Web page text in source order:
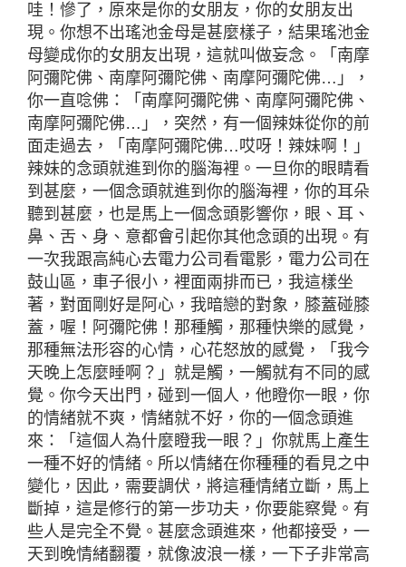
哇！慘了，原來是你的女朋友，你的女朋友出
現。你想不出瑤池金母是甚麼樣子，結果瑤池金
母變成你的女朋友出現，這就叫做妄念。「南摩
阿彌陀佛、南摩阿彌陀佛、南摩阿彌陀佛…」，
你一直唸佛：「南摩阿彌陀佛、南摩阿彌陀佛、
南摩阿彌陀佛…」，突然，有一個辣妹從你的前
面走過去，「南摩阿彌陀佛…哎呀！辣妹啊！」
辣妹的念頭就進到你的腦海裡。一旦你的眼睛看
到甚麼，一個念頭就進到你的腦海裡，你的耳朵
聽到甚麼，也是馬上一個念頭影響你，眼、耳、
鼻、舌、身、意都會引起你其他念頭的出現。有
一次我跟高純心去電力公司看電影，電力公司在
鼓山區，車子很小，裡面兩排而已，我這樣坐
著，對面剛好是阿心，我暗戀的對象，膝蓋碰膝
蓋，喔！阿彌陀佛！那種觸，那種快樂的感覺，
那種無法形容的心情，心花怒放的感覺，「我今
天晚上怎麼睡啊？」就是觸，一觸就有不同的感
覺。你今天出門，碰到一個人，他瞪你一眼，你
的情緒就不爽，情緒就不好，你的一個念頭進
來：「這個人為什麼瞪我一眼？」你就馬上產生
一種不好的情緒。所以情緒在你種種的看見之中
變化，因此，需要調伏，將這種情緒立斷，馬上
斷掉，這是修行的第一步功夫，你要能察覺。有
些人是完全不覺。甚麼念頭進來，他都接受，一
天到晚情緒翻覆，就像波浪一樣，一下子非常高